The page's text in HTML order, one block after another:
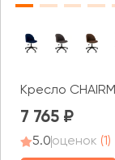
Кресло
7 765
5.0оценок (1)